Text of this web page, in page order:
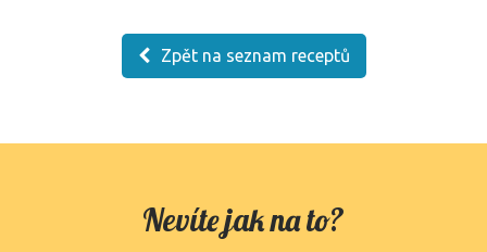
Zpět na seznam receptů
Nevíte jak na to?